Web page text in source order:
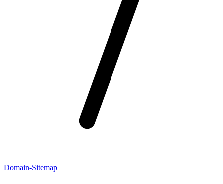
Domain-Sitemap